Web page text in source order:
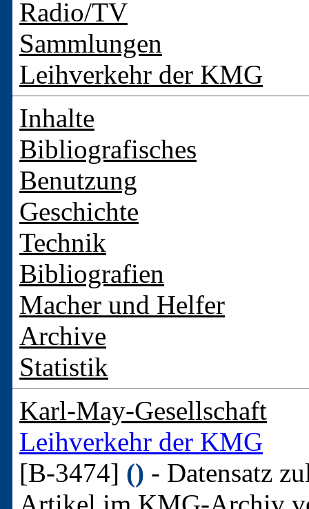
Radio/TV
Sammlungen
Leihverkehr der KMG
Inhalte
Bibliografisches
Benutzung
Geschichte
Technik
Bibliografien
Macher und Helfer
Archive
Statistik
Karl-May-Gesellschaft
Leihverkehr der KMG
[B-3474] () - Datensatz